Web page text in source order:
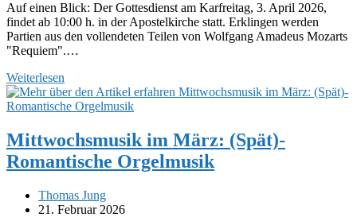
Auf einen Blick: Der Gottesdienst am Karfreitag, 3. April 2026,
findet ab 10:00 h. in der Apostelkirche statt. Erklingen werden
Partien aus den vollendeten Teilen von Wolfgang Amadeus Mozarts
"Requiem".…
Weiterlesen
mit
Teilen
Mozarts
Requiem
Mittwochsmusik im März: (Spät)-
Romantische Orgelmusik
Beitrags-
Autor:
Thomas Jung
Beitrag
21. Februar 2026